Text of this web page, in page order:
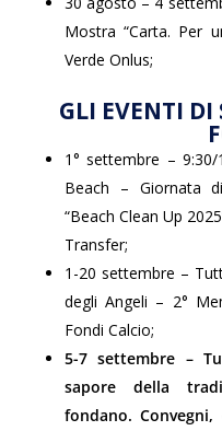
Mostra “Carta. Per
Verde Onlus;
GLI EVENTI DI
1° settembre –
Beach – Giornata
“Beach Clean Up
Transfer;
1-20 settembre –
degli Angeli – 2°
Fondi Calcio;
5-7 settembre –
sapore della
fondano.